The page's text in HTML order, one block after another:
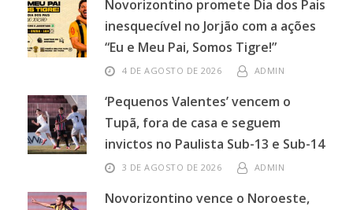
Novorizontino promete Dia dos Pais
inesquecível no Jorjão com a ações
“Eu e Meu Pai, Somos Tigre!”
4 DE AGOSTO DE 2026 ADMIN
‘Pequenos Valentes’ vencem o
Tupã, fora de casa e seguem
invictos no Paulista Sub-13 e Sub-14
3 DE AGOSTO DE 2026 ADMIN
Novorizontino vence o Noroeste,